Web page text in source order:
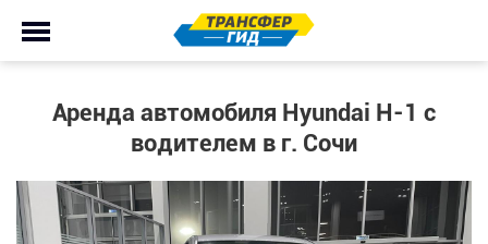
Аренда автомобиля Hyundai H-1 с
водителем в г. Сочи